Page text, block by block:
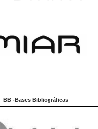
BB -Bases Bibliográficas